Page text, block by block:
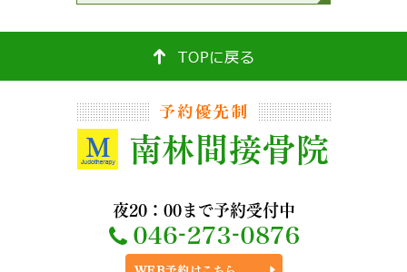
夜20：00まで予約受付中